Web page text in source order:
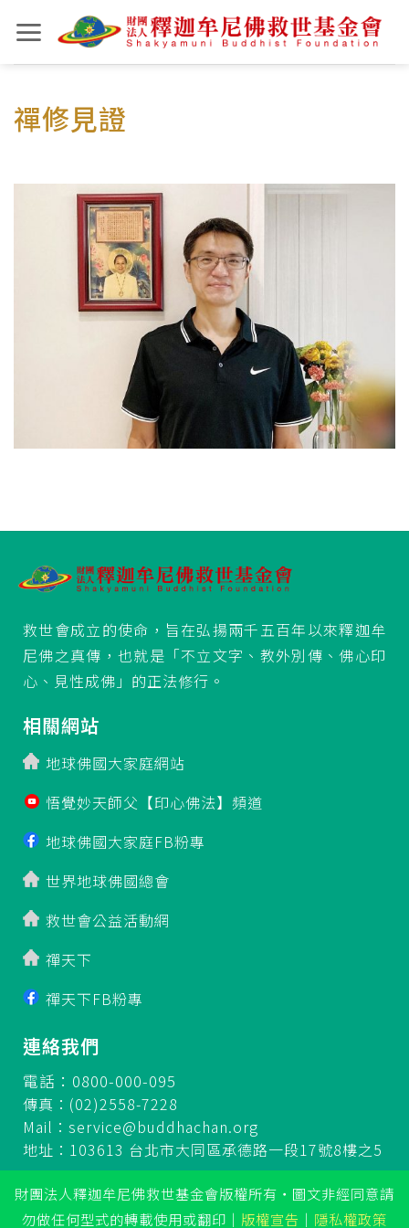
to
content
禪修見證
救世會成立的使命，旨在弘揚兩千五百年以來釋迦牟
尼佛之真傳，也就是「不立文字、教外別傳、佛心印
心、見性成佛」的正法修行。
相關網站
地球佛國大家庭網站
悟覺妙天師父【印心佛法】頻道
地球佛國大家庭FB粉專
世界地球佛國總會
救世會公益活動網
禪天下
禪天下FB粉專
連絡我們
電話：0800-000-095
傳真：(02)2558-7228
Mail： service@buddhachan.org
地址：103613 台北市大同區承德路一段17號8樓之5
財團法人釋迦牟尼佛救世基金會版權所有‧圖文非經同意請
勿做任何型式的轉載使用或翻印 ｜ 版權宣告 ｜ 隱私權政策